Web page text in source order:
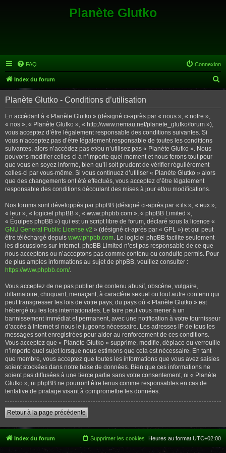
Planète Glutko
FAQ Connexion
Index du forum
e
Planète Glutko - Conditions d’utilisation
En accédant à « Planète Glutko » (désigné ci-après par « nous », « notre »,
« nos », « Planète Glutko », « http://www.nemau.net/planete_glutko/forum »),
vous acceptez d’être légalement responsable des conditions suivantes. Si
vous n’acceptez pas d’être légalement responsable de toutes les conditions
suivantes, alors n’accédez pas et/ou n’utilisez pas « Planète Glutko ». Nous
pouvons modifier celles-ci à n’importe quel moment et nous ferons tout pour
que vous en soyez informé, bien qu’il soit prudent de vérifier régulièrement
celles-ci par vous-même. Si vous continuez d’utiliser « Planète Glutko » alors
que des changements ont été effectués, vous acceptez d’être légalement
responsable des conditions découlant des mises à jour et/ou modifications.
Nos forums sont développés par phpBB (désigné ci-après par « ils », « eux »,
« leur », « logiciel phpBB », « www.phpbb.com », « phpBB Limited »,
« Équipes phpBB ») qui est un script libre de forum, déclaré sous la licence «
GNU General Public License v2 » (désigné ci-après par « GPL ») et qui peut
être téléchargé depuis www.phpbb.com. Le logiciel phpBB facilite seulement
les discussions sur Internet. phpBB Limited n’est pas responsable de ce que
nous acceptons ou n’acceptons pas comme contenu ou conduite permis. Pour
de plus amples informations au sujet de phpBB, veuillez consulter :
https://www.phpbb.com/.
Vous acceptez de ne pas publier de contenu abusif, obscène, vulgaire,
diffamatoire, choquant, menaçant, à caractère sexuel ou tout autre contenu qui
peut transgresser les lois de votre pays, du pays où « Planète Glutko » est
hébergé ou les lois internationales. Le faire peut vous mener à un
bannissement immédiat et permanent, avec une notification à votre fournisseur
d’accès à Internet si nous le jugeons nécessaire. Les adresses IP de tous les
messages sont enregistrées pour aider au renforcement de ces conditions.
Vous acceptez que « Planète Glutko » supprime, modifie, déplace ou verrouille
n’importe quel sujet lorsque nous estimons que cela est nécessaire. En tant
que membre, vous acceptez que toutes les informations que vous avez saisies
soient stockées dans notre base de données. Bien que ces informations ne
soient pas diffusées à une tierce partie sans votre consentement, ni « Planète
Glutko », ni phpBB ne pourront être tenus comme responsables en cas de
tentative de piratage visant à compromettre les données.
Retour à la page précédente
Index du forum Heures au format UTC+02:00
Supprimer les cookies